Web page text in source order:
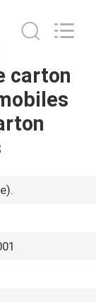
carton